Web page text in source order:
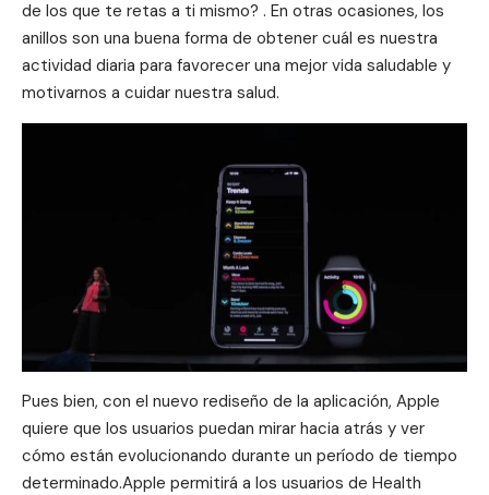
de los que te retas a ti mismo? . En otras ocasiones, los
anillos son una buena forma de obtener cuál es nuestra
actividad diaria para favorecer una mejor vida saludable y
motivarnos a cuidar nuestra salud.
Pues bien, con el nuevo rediseño de la aplicación, Apple
quiere que los usuarios puedan mirar hacia atrás y ver
cómo están evolucionando durante un período de tiempo
determinado.Apple permitirá a los usuarios de Health